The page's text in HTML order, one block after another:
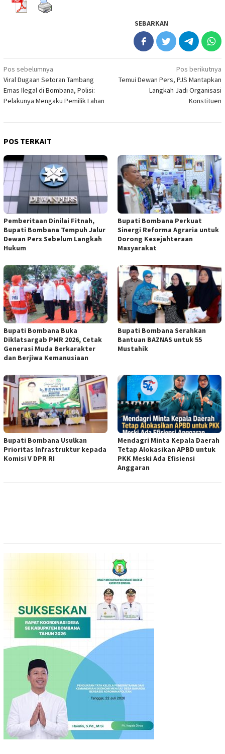
SEBARKAN
Navigasi
pos
Pos sebelumnya
Viral Dugaan Setoran Tambang
Emas Ilegal di Bombana, Polisi:
Pelakunya Mengaku Pemilik Lahan
Pos berikutnya
Temui Dewan Pers, PJS Mantapkan
Langkah Jadi Organisasi
Konstituen
POS TERKAIT
Pemberitaan Dinilai Fitnah,
Bupati Bombana Tempuh Jalur
Dewan Pers Sebelum Langkah
Hukum
Bupati Bombana Perkuat
Sinergi Reforma Agraria untuk
Dorong Kesejahteraan
Masyarakat
Bupati Bombana Buka
Diklatsargab PMR 2026, Cetak
Generasi Muda Berkarakter
dan Berjiwa Kemanusiaan
Bupati Bombana Serahkan
Bantuan BAZNAS untuk 55
Mustahik
Bupati Bombana Usulkan
Prioritas Infrastruktur kepada
Komisi V DPR RI
Mendagri Minta Kepala Daerah
Tetap Alokasikan APBD untuk
PKK Meski Ada Efisiensi
Anggaran